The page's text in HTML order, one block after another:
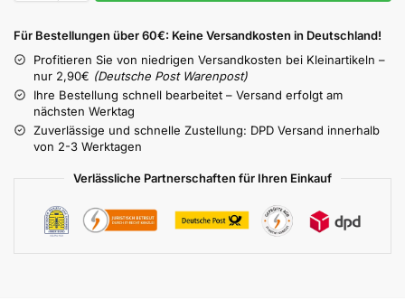
Für Bestellungen über 60€: Keine Versandkosten in Deutschland!
Profitieren Sie von niedrigen Versandkosten bei Kleinartikeln –
nur 2,90€ (Deutsche Post Warenpost)
Ihre Bestellung schnell bearbeitet – Versand erfolgt am
nächsten Werktag
Zuverlässige und schnelle Zustellung: DPD Versand innerhalb
von 2-3 Werktagen
Verlässliche Partnerschaften für Ihren Einkauf